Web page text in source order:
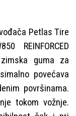
Petlas Tire
REINFORCED
guma za
povećava
površinama.
tokom vožnje.